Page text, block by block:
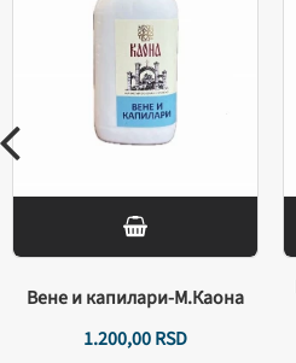
Вене и капилари-М.Каона
1.200,00RSD